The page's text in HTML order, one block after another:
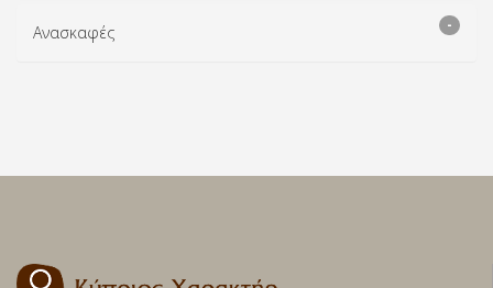
Ανασκαφές -